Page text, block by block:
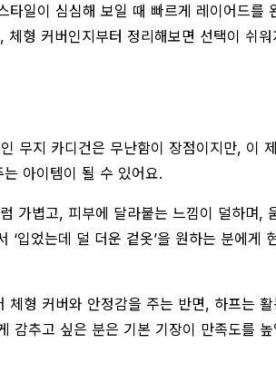
타일이 심심해 보일 때 빠르게 레이어드
형 커버인지부터 정리해보면 선택이 쉬워
무지 카디건은 무난함이 장점이지만,
아이템이 될 수 있어요.
가볍고, 피부에 달라붙는 느낌이 덜하며
입었는데 덜 더운 겉옷’을 원하는 분에
형 커버와 안정감을 주는 반면, 하프는
추고 싶은 분은 기본 기장이 만족도를